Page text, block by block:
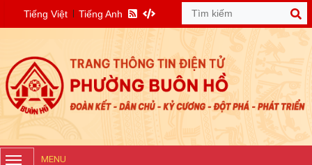
Tiếng Việt Tiếng Anh
MENU